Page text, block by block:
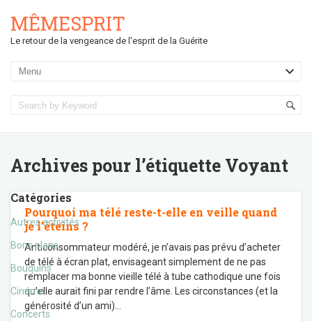
MÊMESPRIT
Le retour de la vengeance de l'esprit de la Guérite
Archives pour l’étiquette Voyant
Catégories
Autres activités
Bons plans
Bouquins
Cinéma
Concerts
Pourquoi ma télé reste-t-elle en veille quand
je l’éteins ?
Anticonsommateur modéré, je n’avais pas prévu d’acheter
de télé à écran plat, envisageant simplement de ne pas
remplacer ma bonne vieille télé à tube cathodique une fois
qu’elle aurait fini par rendre l’âme. Les circonstances (et la
générosité d’un ami)